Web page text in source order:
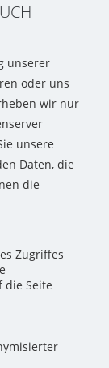
unserer
oder uns
wir nur
unsere
Daten, die
die
Zugriffes
die Seite